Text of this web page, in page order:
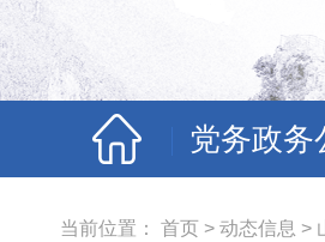
党务政务
当前位置： 首页 > 动态信息 >